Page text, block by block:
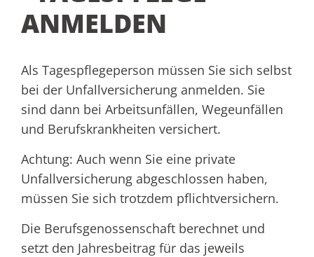
ANMELDEN
Als Tagespflegeperson müssen Sie sich selbst
bei der Unfallversicherung anmelden. Sie
sind dann bei Arbeitsunfällen, Wegeunfällen
und Berufskrankheiten versichert.
Achtung: Auch wenn Sie eine private
Unfallversicherung abgeschlossen haben,
müssen Sie sich trotzdem pflichtversichern.
Die Berufsgenossenschaft berechnet und
setzt den Jahresbeitrag für das jeweils